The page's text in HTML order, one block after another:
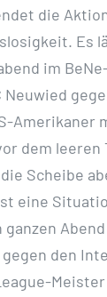
die
Es
im
Neuwied
Amerikaner
dem leeren
Scheibe
eine
den